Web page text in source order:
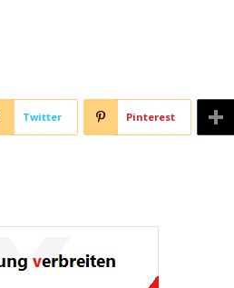
Twitter Pinterest